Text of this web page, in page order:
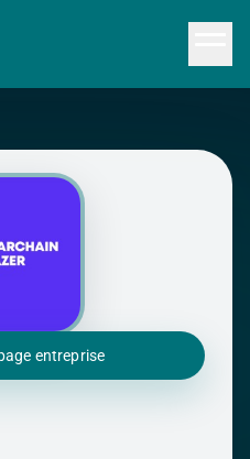
entreprise